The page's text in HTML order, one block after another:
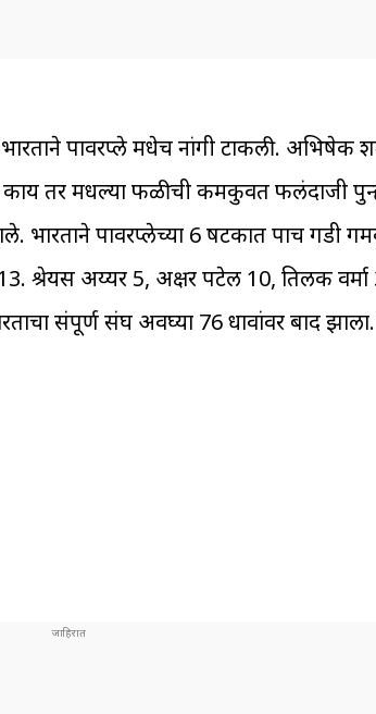
भारताने पावरप्ले मधेच नांगी टाकली. अभिषेक
काय तर मधल्या फळीची कमकुवत फलंदाजी
भारताने पावरप्लेच्या 6 षटकात पाच गडी
श्रेयस अय्यर 5, अक्षर पटेल 10, तिलक वर्मा
संपूर्ण संघ अवघ्या 76 धावांवर बाद